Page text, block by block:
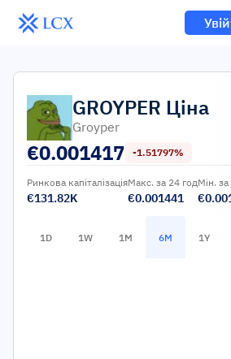
GROYPER Ціна
Groyper
€0.001417 -1.51797%
Ринкова капіталізація
€131.82K
Макс. за 24 год
€0.001441
Мін.
1D 1W 1M 6M 1Y